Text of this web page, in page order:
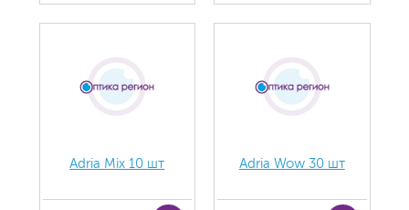
Adria Mix 10 шт Adria Wow 30 шт